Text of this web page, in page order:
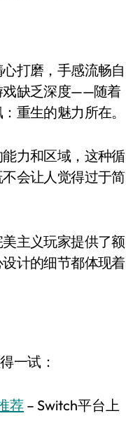
打磨，手感流畅自
戏缺乏深度——随着
重生的魅力所在。
力和区域，这种循
会让人觉得过于简
主义玩家提供了额
计的细节都体现着
一试：
荐 – Switch平台上